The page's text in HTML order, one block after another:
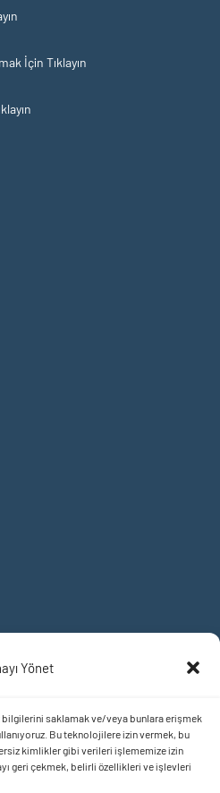
Yönet
saklamak ve/veya bunlara erişmek
Bu teknolojilere izin vermek, bu
kimlikler gibi verileri işlememize izin
geri çekmek, belirli özellikleri ve işlevleri
İçin Tıklayın
istermisiniz?